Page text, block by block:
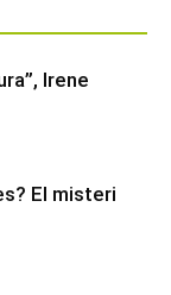
Irene
El misteri